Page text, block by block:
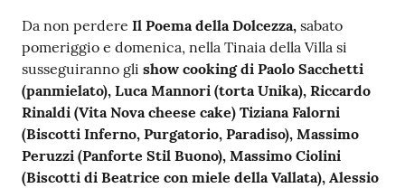
Da non perdere Il Poema della Dolcezza, sabato
pomeriggio e domenica, nella Tinaia della Villa si
susseguiranno gli show cooking di Paolo Sacchetti
(panmielato), Luca Mannori (torta Unika), Riccardo
Rinaldi (Vita Nova cheese cake) Tiziana Falorni
(Biscotti Inferno, Purgatorio, Paradiso), Massimo
Peruzzi (Panforte Stil Buono), Massimo Ciolini
(Biscotti di Beatrice con miele della Vallata), Alessio